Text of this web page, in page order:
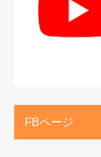
FBページ
施術メルマガ 公式LINE @